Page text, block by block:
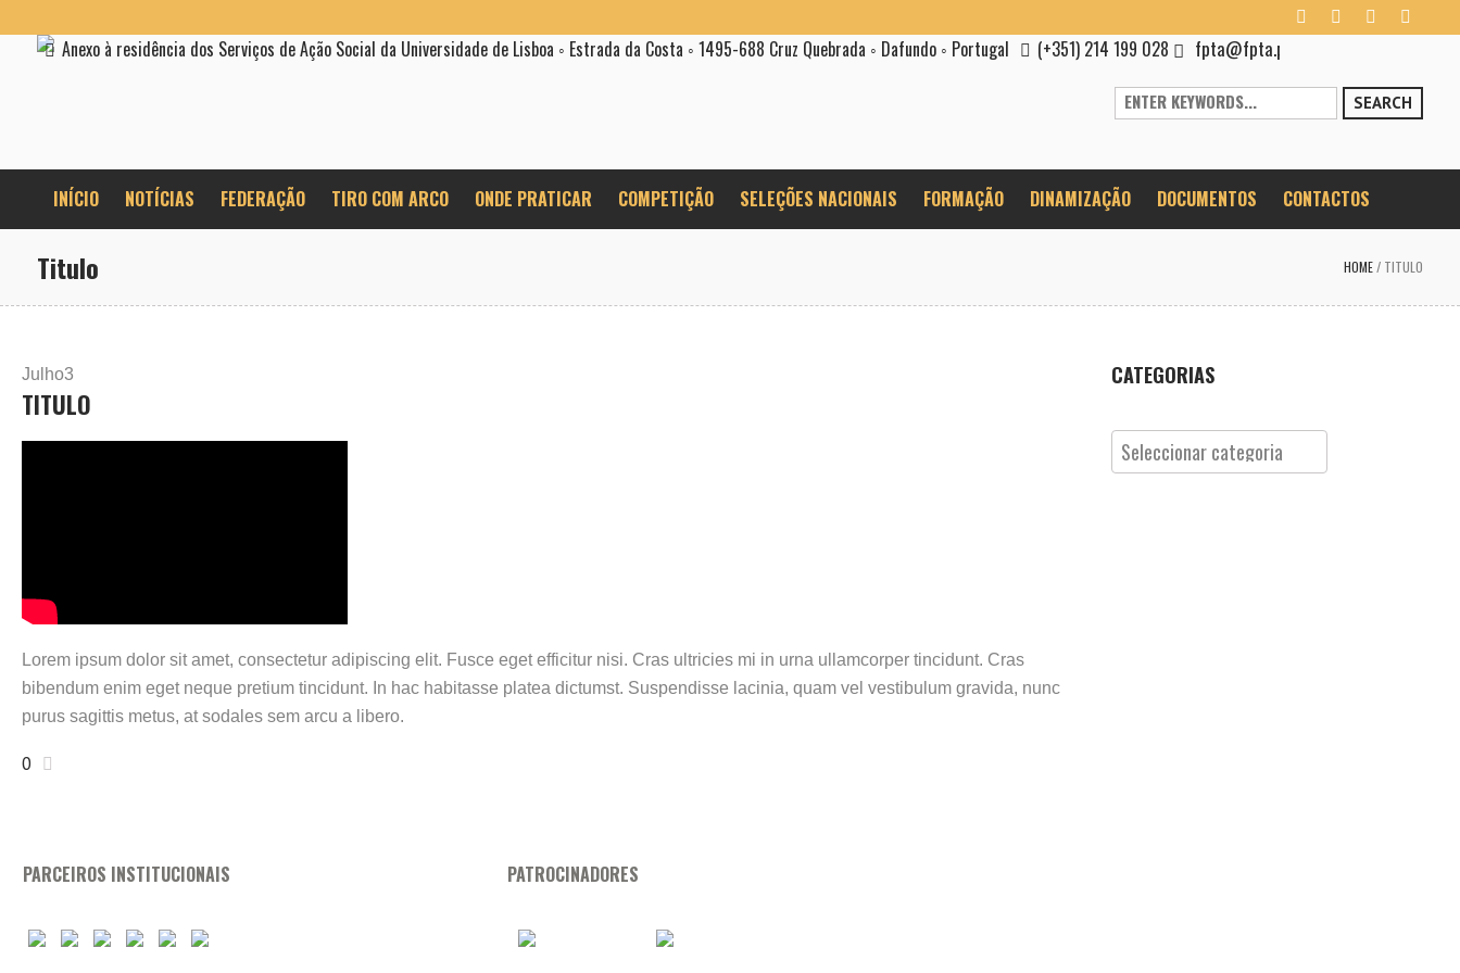
Anexo à residência dos Serviços de Ação Social da Universidade de Lisboa ◦ Estrada da Costa ◦ 1495-688 Cruz Quebrada ◦ Dafundo ◦ Portugal (+351) 214 199 028 fpta@fpta.pt
SEARCH
INÍCIO NOTÍCIAS FEDERAÇÃO TIRO COM ARCO ONDE PRATICAR COMPETIÇÃO SELEÇÕES NACIONAIS FORMAÇÃO DINAMIZAÇÃO DOCUMENTOS CONTACTOS
Titulo HOME / TITULO
Julho3
TITULO
Lorem ipsum dolor sit amet, consectetur adipiscing elit. Fusce eget efficitur nisi. Cras ultricies mi in urna ullamcorper tincidunt. Cras
bibendum enim eget neque pretium tincidunt. In hac habitasse platea dictumst. Suspendisse lacinia, quam vel vestibulum gravida, nunc
purus sagittis metus, at sodales sem arcu a libero.
0
CATEGORIAS
Categorias
PARCEIROS INSTITUCIONAIS PATROCINADORES